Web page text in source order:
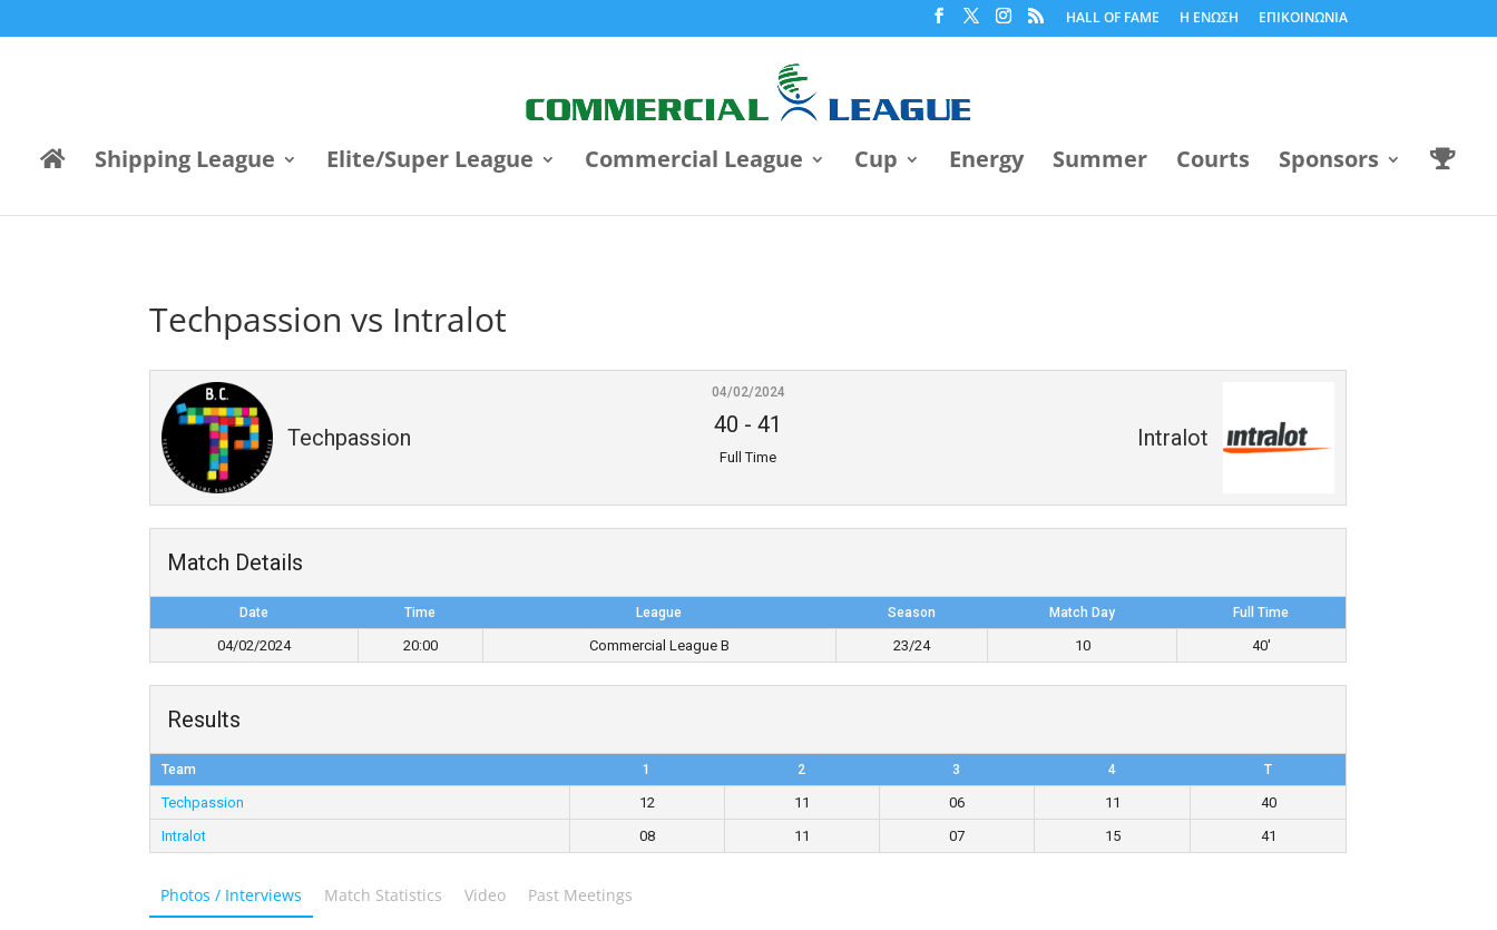
HALL OF FAME Η ΕΝΩΣΗ ΕΠΙΚΟΙΝΩΝΙΑ
Shipping League Elite/Super League Commercial League Cup Energy Summer Courts Sponsors
Techpassion vs Intralot
Techpassion Intralot
04/02/2024
40 -41
Full Time
Match Details
Date Time League Season Match Day Full Time
04/02/2024 20:00 Commercial League B 23/24 10 40'
Results
Team 1 2 3 4 T
Techpassion 12 11 06 11
40
Intralot
08 11 07 15 41
Photos / Interviews Match Statistics Video Past Meetings